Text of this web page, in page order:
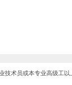
术员或本专业高级工以